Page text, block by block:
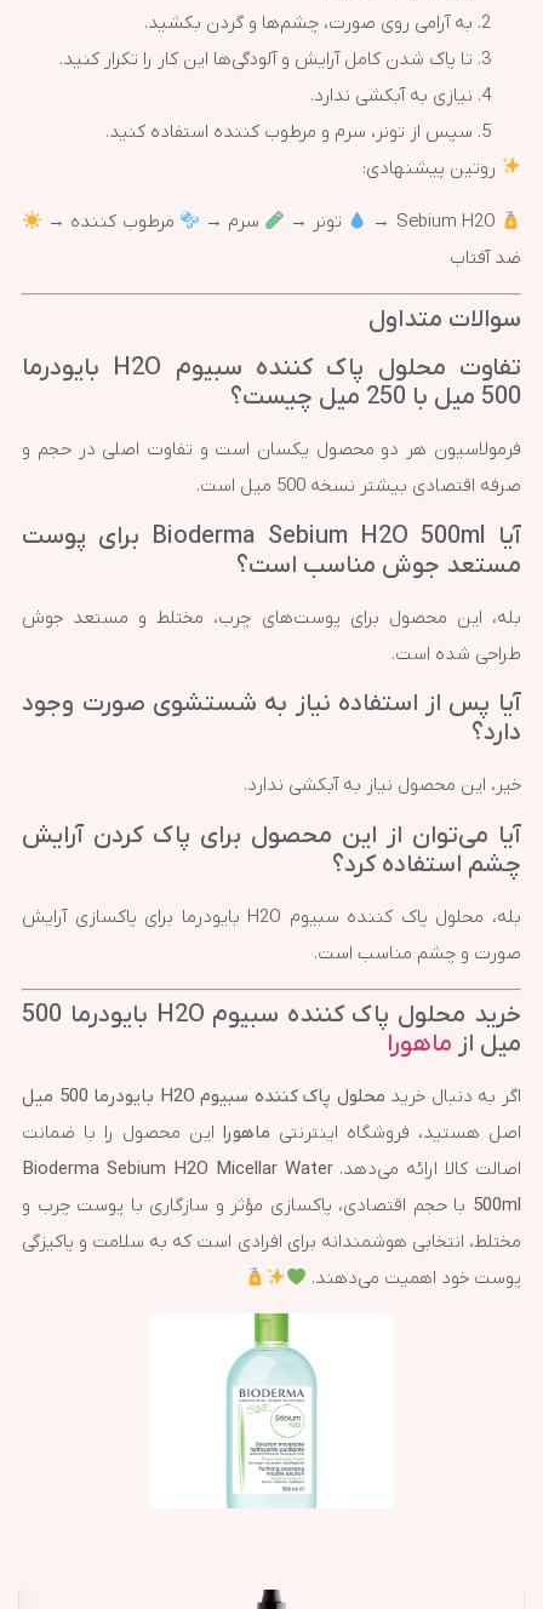
به آرامی روی صورت، چشم‌ها و گردن بکشید.
تا پاک شدن کامل آرایش و آلودگی‌ها این کار را تکرار کنید.
نیازی به آبکشی ندارد.
سپس از تونر، سرم و مرطوب کننده استفاده کنید.
روتین پیشنهادی:
تونر → سرم →
مرطوب کننده →
ضد آفتاب
سوالات متداول
تفاوت محلول پاک کننده سبیوم H2O بایودرما
500 میل با 250 میل چیست؟
فرمولاسیون هر دو محصول یکسان است و تفاوت اصلی در حجم و
صرفه اقتصادی بیشتر نسخه 500 میل است.
آیا Bioderma Sebium H2O 500ml برای پوست
مستعد جوش مناسب است؟
بله، این محصول برای پوست‌های چرب، مختلط و مستعد جوش
طراحی شده است.
آیا پس از استفاده نیاز به شستشوی صورت وجود
دارد؟
خیر، این محصول نیاز به آبکشی ندارد.
آیا می‌توان از این محصول برای پاک کردن آرایش
چشم استفاده کرد؟
بله، محلول پاک کننده سبیوم H2O بایودرما برای پاکسازی آرایش
صورت و چشم مناسب است.
خرید محلول پاک کننده سبیوم H2O بایودرما 500
میل از ماهورا
اگر به دنبال خرید محلول پاک کننده سبیوم H2O بایودرما 500 میل
اصل هستید، فروشگاه اینترنتی ماهورا این محصول را با ضمانت
اصالت کالا ارائه می‌دهد.Bioderma Sebium H2O Micellar Water
500ml با حجم اقتصادی، پاکسازی مؤثر و سازگاری با پوست چرب و
مختلط، انتخابی هوشمندانه برای افرادی است که به سلامت و پاکیزگی
پوست خود اهمیت می‌دهند.